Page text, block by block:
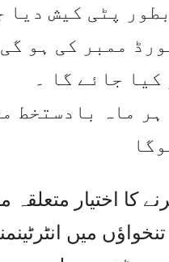
روپے بطور پٹی
ممبر کی ہو
جائے گا ۔
ہر ماہ بادستخط
کا اختیار
میں